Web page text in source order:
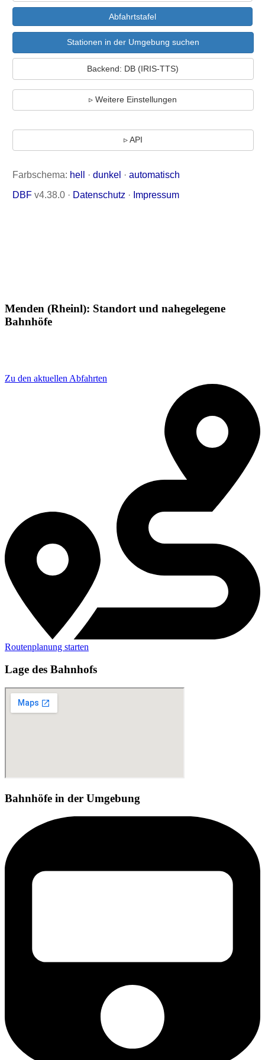
Menden (Rheinl): Standort und nahegelegene
Bahnhöfe
Zu den aktuellen Abfahrten
Routenplanung starten
Lage des Bahnhofs
Bahnhöfe in der Umgebung